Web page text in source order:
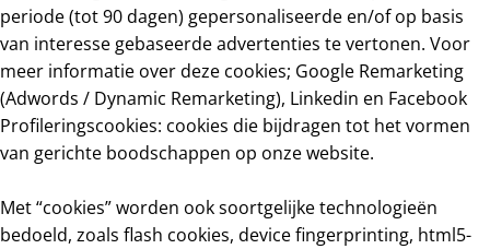
periode (tot 90 dagen) gepersonaliseerde en/of op basis
van interesse gebaseerde advertenties te vertonen. Voor
meer informatie over deze cookies; Google Remarketing
(Adwords / Dynamic Remarketing), Linkedin en Facebook
Profileringscookies: cookies die bijdragen tot het vormen
van gerichte boodschappen op onze website.
Met “cookies” worden ook soortgelijke technologieën
bedoeld, zoals flash cookies, device fingerprinting, html5-